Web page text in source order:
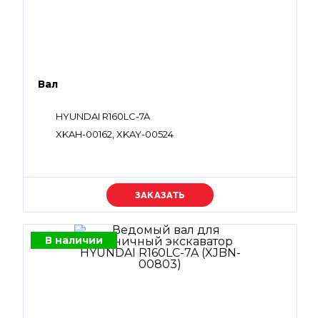
Вал
HYUNDAI R160LC-7A
XKAH-00162, XKAY-00524
Уточняйте цену
В наличии